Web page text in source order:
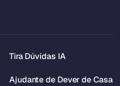
Tira Dúvidas IA
Ajudante de Dever de Casa